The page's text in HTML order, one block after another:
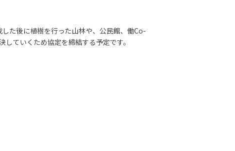
た後に植樹を行った山林や、公民館、働Co-
ていくため協定を締結する予定です。